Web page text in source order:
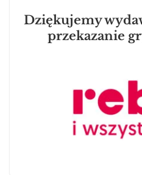
Dziękujemy
przekazanie